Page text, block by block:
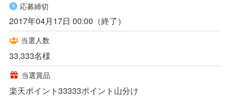
応募締切
2017年04月17日 00:00（終了）
当選人数
33,333名様
当選賞品
楽天ポイント33333ポイント山分け